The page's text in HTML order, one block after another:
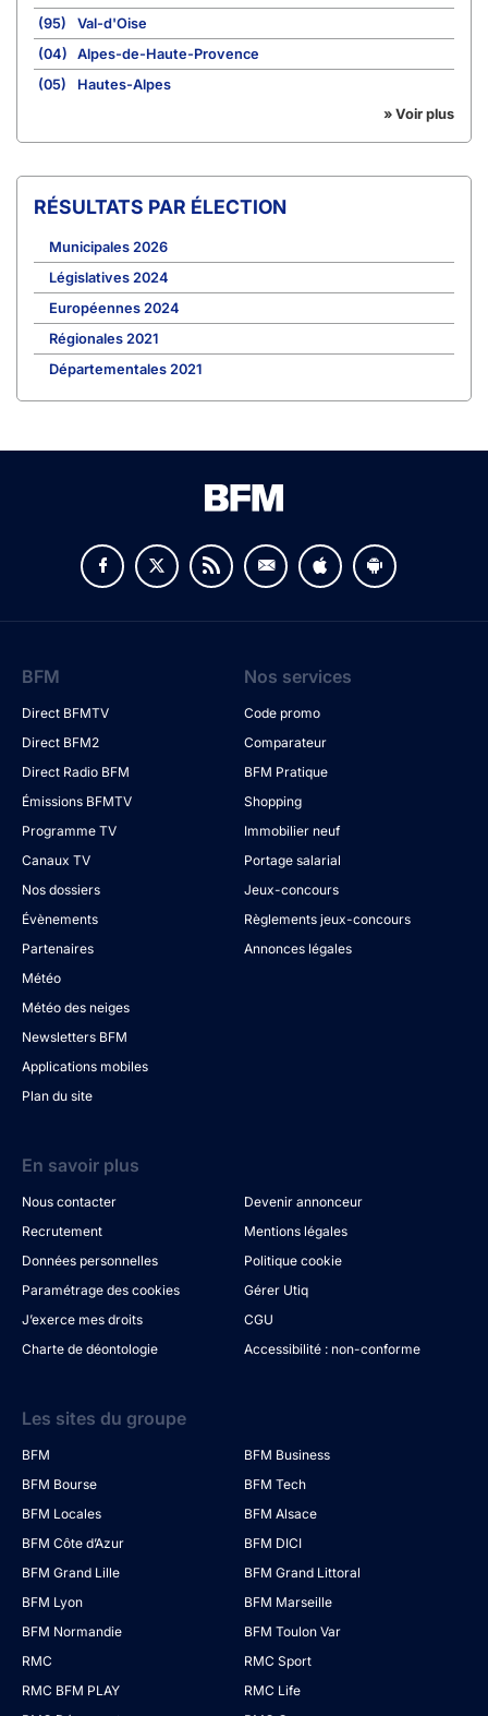
(95)
Val-d'Oise
(04)
Alpes-de-Haute-Provence
(05)
Hautes-Alpes
» Voir plus
RÉSULTATS PAR ÉLECTION
Municipales 2026
Législatives 2024
Européennes 2024
Régionales 2021
Départementales 2021
BFM
Direct BFMTV
Direct BFM2
Direct Radio BFM
Émissions BFMTV
Programme TV
Canaux TV
Nos dossiers
Évènements
Partenaires
Météo
Météo des neiges
Newsletters BFM
Applications mobiles
Plan du site
Nos services
Code promo
Comparateur
BFM Pratique
Shopping
Immobilier neuf
Portage salarial
Jeux-concours
Règlements jeux-concours
Annonces légales
En savoir plus
Nous contacter
Devenir annonceur
Recrutement
Mentions légales
Données personnelles
Politique cookie
Paramétrage des cookies
Gérer Utiq
J’exerce mes droits
CGU
Charte de déontologie
Accessibilité : non-conforme
Les sites du groupe
BFM
BFM Business
BFM Bourse
BFM Tech
BFM Locales
BFM Alsace
BFM Côte d’Azur
BFM DICI
BFM Grand Lille
BFM Grand Littoral
BFM Lyon
BFM Marseille
BFM Normandie
BFM Toulon Var
RMC
RMC Sport
RMC BFM PLAY
RMC Life